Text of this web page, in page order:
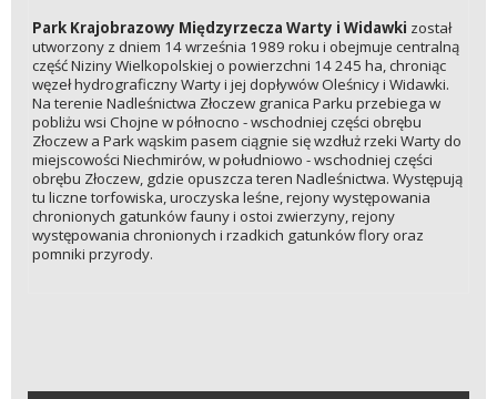
Park Krajobrazowy Międzyrzecza Warty i Widawki został
utworzony z dniem 14 września 1989 roku i obejmuje centralną
część Niziny Wielkopolskiej o powierzchni 14 245 ha, chroniąc
węzeł hydrograficzny Warty i jej dopływów Oleśnicy i Widawki.
Na terenie Nadleśnictwa Złoczew granica Parku przebiega w
pobliżu wsi Chojne w północno - wschodniej części obrębu
Złoczew a Park wąskim pasem ciągnie się wzdłuż rzeki Warty do
miejscowości Niechmirów, w południowo - wschodniej części
obrębu Złoczew, gdzie opuszcza teren Nadleśnictwa. Występują
tu liczne torfowiska, uroczyska leśne, rejony występowania
chronionych gatunków fauny i ostoi zwierzyny, rejony
występowania chronionych i rzadkich gatunków flory oraz
pomniki przyrody.